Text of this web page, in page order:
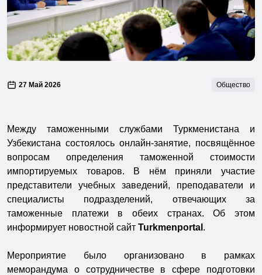
27 Май 2026 Общество
Между таможенными службами Туркменистана и
Узбекистана состоялось онлайн-занятие, посвящённое
вопросам определения таможенной стоимости
импортируемых товаров. В нём приняли участие
представители учебных заведений, преподаватели и
специалисты подразделений, отвечающих за
таможенные платежи в обеих странах. Об этом
информирует новостной сайт Turkmenportal .
Мероприятие было организовано в рамках
меморандума о сотрудничестве в сфере подготовки